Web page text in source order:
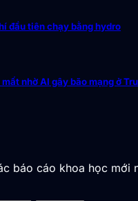
đầu tiên chạy bằng hydro
nhờ AI gây bão mạng ở
báo cáo khoa học mới